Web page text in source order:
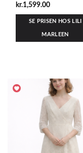
kr.1,599.00
SE PRISEN HOS LILI
MARLEEN